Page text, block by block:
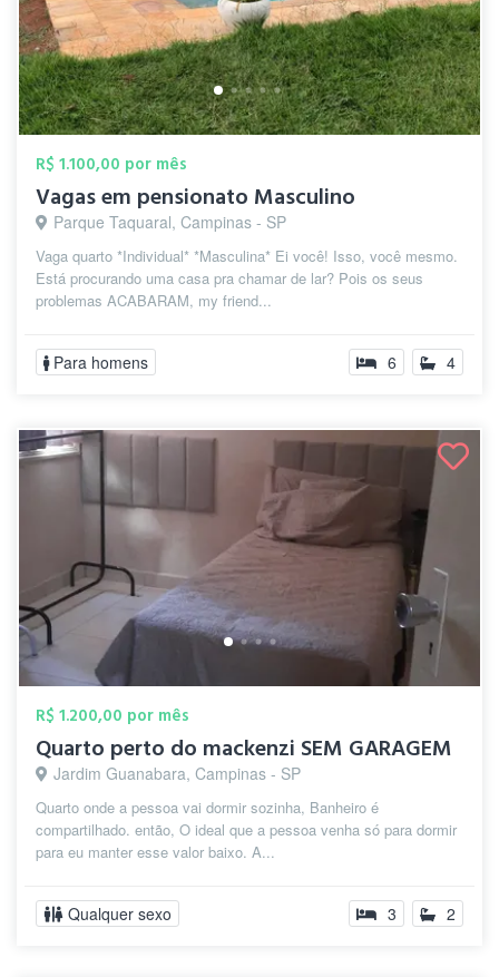
R$ 1.100,00 por mês
Vagas em pensionato Masculino
Parque Taquaral, Campinas - SP
Vaga quarto *Individual* *Masculina* Ei você! Isso, você mesmo.
Está procurando uma casa pra chamar de lar? Pois os seus
problemas ACABARAM, my friend...
Para homens 6 4
R$ 1.200,00 por mês
Quarto perto do mackenzi SEM GARAGEM
Jardim Guanabara, Campinas - SP
Quarto onde a pessoa vai dormir sozinha, Banheiro é
compartilhado. então, O ideal que a pessoa venha só para dormir
para eu manter esse valor baixo. A...
Qualquer sexo 3 2